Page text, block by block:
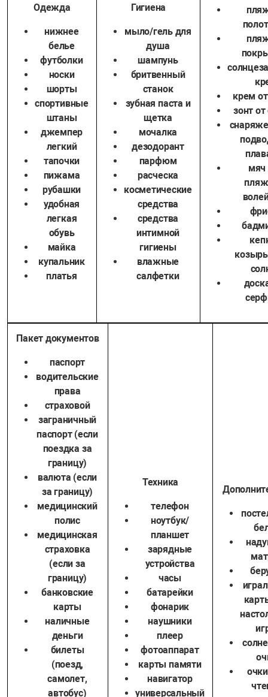
Одежда
нижнее
белье
футболки
носки
шорты
спортивные
штаны
джемпер
легкий
тапочки
пижама
рубашки
удобная
легкая
обувь
майка
купальник
платья
Гигиена
мыло/гель для
душа
шампунь
бритвенный
станок
зубная паста и
щетка
мочалка
дезодорант
парфюм
расческа
косметические
средства
средства
интимной
гигиены
влажные
салфетки
крем
зонт
мяч
Пакет документов
паспорт
водительские
права
страховой
заграничный
паспорт (если
поездка за
границу)
валюта (если
за границу)
медицинский
полис
медицинская
страховка
(если за
границу)
банковские
карты
наличные
деньги
билеты
(поезд,
самолет,
автобус)
Техника
телефон
ноутбук/
планшет
зарядные
устройства
часы
батарейки
фонарик
наушники
плеер
фотоаппарат
карты памяти
навигатор
универсальный